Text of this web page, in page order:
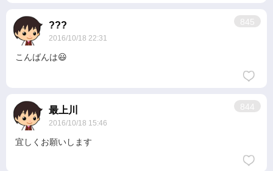
???
2016/10/18 22:31
845
こんばんは😃
最上川
2016/10/18 15:46
844
宜しくお願いします